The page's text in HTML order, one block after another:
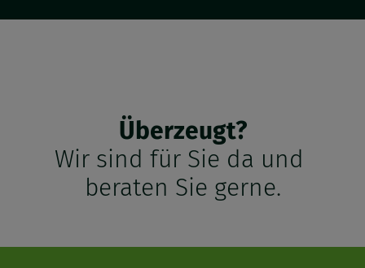
Überzeugt?
Wir sind für Sie da und
beraten Sie gerne.